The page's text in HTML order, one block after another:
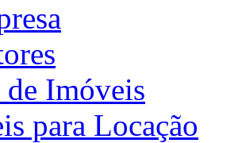
de Imóveis
para Locação